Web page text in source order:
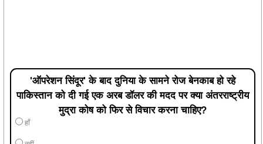
'ऑपरेशन सिंदूर' के बाद दुनिया के सामने रोज बेनकाब हो रहे
पाकिस्तान को दी गई एक अरब डॉलर की मदद पर क्या अंतरराष्ट्रीय
मुद्रा कोष को फिर से विचार करना चाहिए?
हाँ